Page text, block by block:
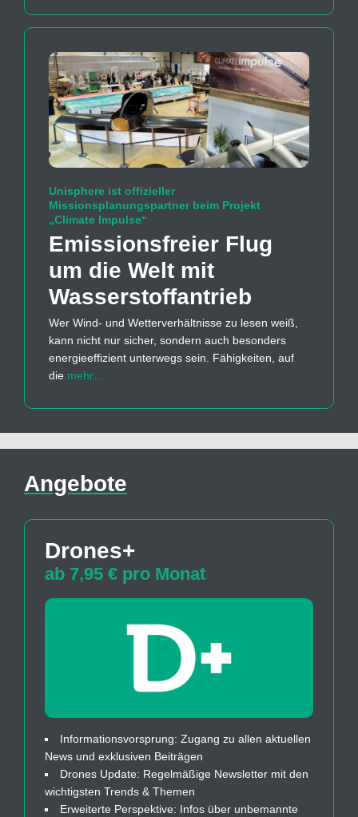
Unisphere ist offizieller
Missionsplanungspartner beim Projekt
„Climate Impulse“
Emissions­freier Flug
um die Welt mit
Wasserstoff­antrieb
Wer Wind- und Wetterverhältnisse zu lesen weiß,
kann nicht nur sicher, sondern auch besonders
energieeffizient unterwegs sein. Fähigkeiten, auf
die mehr…
Angebote
Drones+
ab 7,95 € pro Monat
Informationsvorsprung: Zugang zu allen aktuellen
News und exklusiven Beiträgen
Drones Update: Regelmäßige Newsletter mit den
wichtigsten Trends & Themen
Erweiterte Perspektive: Infos über unbemannte